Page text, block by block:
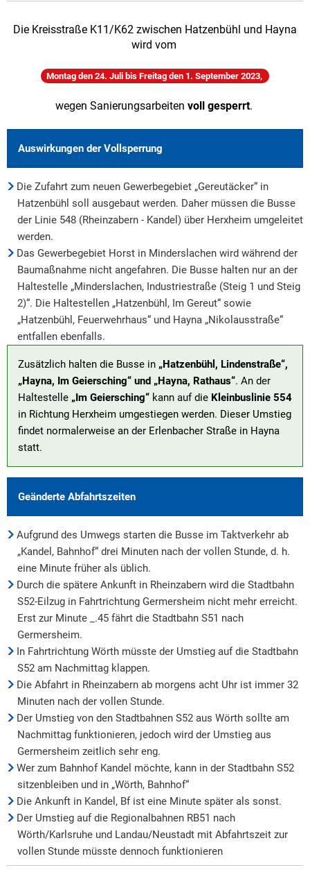
Die Kreisstraße K11/K62 zwischen Hatzenbühl und Hayna
wird vom
Montag den 24. Juli bis Freitag den 1. September 2023,
wegen Sanierungsarbeiten voll gesperrt.
Auswirkungen der Vollsperrung
Die Zufahrt zum neuen Gewerbegebiet „Gereutäcker“ in
Hatzenbühl soll ausgebaut werden. Daher müssen die Busse
der Linie 548 (Rheinzabern - Kandel) über Herxheim umgeleitet
werden.
Das Gewerbegebiet Horst in Minderslachen wird während der
Baumaßnahme nicht angefahren. Die Busse halten nur an der
Haltestelle „Minderslachen, Industriestraße (Steig 1 und Steig
2)“. Die Haltestellen „Hatzenbühl, Im Gereut“ sowie
„Hatzenbühl, Feuerwehrhaus“ und Hayna „Nikolausstraße“
entfallen ebenfalls.
Zusätzlich halten die Busse in „Hatzenbühl, Lindenstraße“,
„Hayna, Im Geiersching“ und „Hayna, Rathaus“. An der
Haltestelle „Im Geiersching“ kann auf die Kleinbuslinie 554
in Richtung Herxheim umgestiegen werden. Dieser Umstieg
findet normalerweise an der Erlenbacher Straße in Hayna
statt.
Geänderte Abfahrtszeiten
Aufgrund des Umwegs starten die Busse im Taktverkehr ab
„Kandel, Bahnhof“ drei Minuten nach der vollen Stunde, d. h.
eine Minute früher als üblich.
Durch die spätere Ankunft in Rheinzabern wird die Stadtbahn
S52-Eilzug in Fahrtrichtung Germersheim nicht mehr erreicht.
Erst zur Minute _.45 fährt die Stadtbahn S51 nach
Germersheim.
In Fahrtrichtung Wörth müsste der Umstieg auf die Stadtbahn
S52 am Nachmittag klappen.
Die Abfahrt in Rheinzabern ab morgens acht Uhr ist immer 32
Minuten nach der vollen Stunde.
Der Umstieg von den Stadtbahnen S52 aus Wörth sollte am
Nachmittag funktionieren, jedoch wird der Umstieg aus
Germersheim zeitlich sehr eng.
Wer zum Bahnhof Kandel möchte, kann in der Stadtbahn S52
sitzenbleiben und in „Wörth, Bahnhof“
Die Ankunft in Kandel, Bf ist eine Minute später als sonst.
Der Umstieg auf die Regionalbahnen RB51 nach
Wörth/Karlsruhe und Landau/Neustadt mit Abfahrtszeit zur
vollen Stunde müsste dennoch funktionieren